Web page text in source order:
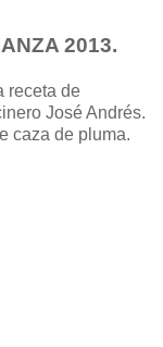
2013.
receta de
José Andrés.
caza de pluma.